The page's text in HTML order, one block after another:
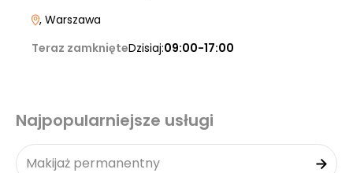
, Warszawa
Teraz zamknięteDzisiaj:09:00-17:00
Najpopularniejsze usługi
Makijaż permanentny